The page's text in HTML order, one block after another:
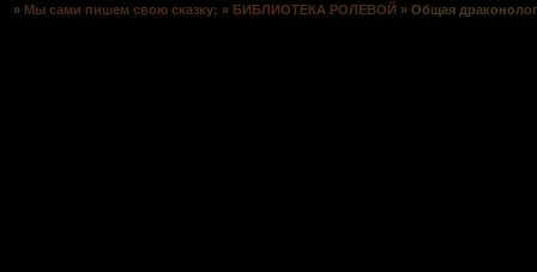
» Мы сами пишем свою сказку; » БИБЛИОТЕКА РОЛЕВОЙ »Общая